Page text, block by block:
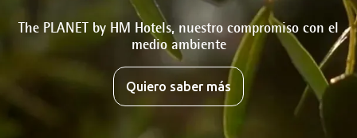
The PLANET by HM Hotels, nuestro compromiso con el
medio ambiente
Quiero saber más